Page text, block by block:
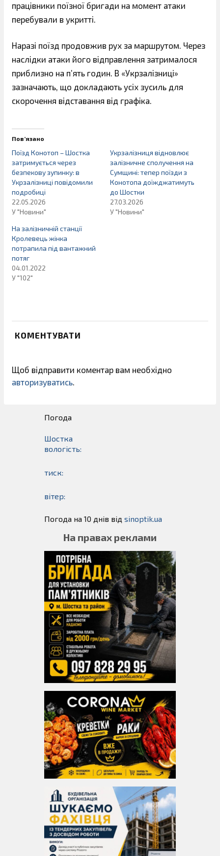
працівники поїзної бригади на момент атаки
перебували в укритті.
Наразі поїзд продовжив рух за маршрутом. Через
наслідки атаки його відправлення затрималося
приблизно на п’ять годин. В «Укрзалізниці»
зазначають, що докладають усіх зусиль для
скорочення відставання від графіка.
Пов’язано
Поїзд Конотоп – Шостка
затримується через
безпекову зупинку: в
Укрзалізниці повідомили
подробиці
22.05.2026
У "Новини"
Укрзалізниця відновлює
залізничне сполучення на
Сумщині: тепер поїзди з
Конотопа доїжджатимуть
до Шостки
27.03.2026
У "Новини"
На залізничній станції
Кролевець жінка
потрапила під вантажний
потяг
04.01.2022
У "102"
КОМЕНТУВАТИ
Щоб відправити коментар вам необхідно
авторизуватись
Погода
Шостка
вологість:
тиск:
вітер:
Погода на 10 днів від sinoptik.ua
На правах реклами